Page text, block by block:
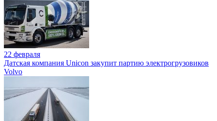
22 февраля
Датская компания Unicon закупит партию электрогрузовиков
Volvo